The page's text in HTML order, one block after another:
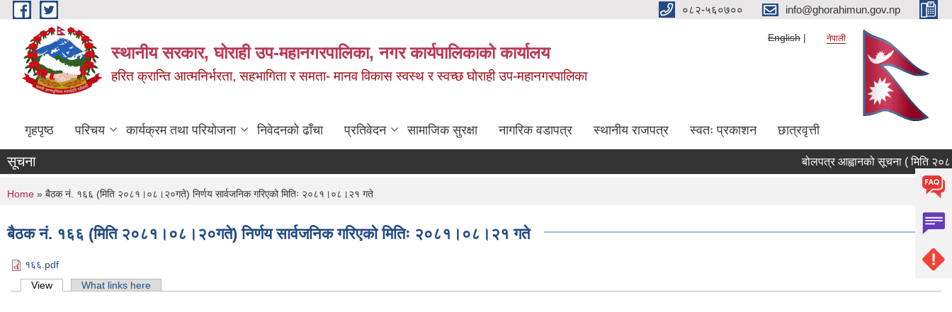
Skip to main content ०८२-५६०७०० info@ghorahimun.gov.np
स्थानीय सरकार, घोराही उप-महानगरपालिका, नगर कार्यपालिकाको कार्यालय
हरित क्रान्ति आत्मनिर्भरता, सहभागिता र समता- मानव विकास स्वस्थ र स्वच्छ घोराही उप-महानगरपालिका
English नेपाली
गृहपृष्ठ परिचय कार्यक्रम तथा परियोजना निवेदनको ढाँचा प्रतिवेदन सामाजिक सुरक्षा नागरिक वडापत्र स्थानीय राजपत्र स्वतः प्रकाशन छात्रवृत्ती
सूचना बोलपत्र आह्वानको सूचना ( मिति
You are here
Home » बैठक नं. १६६ (मिति २०८१।०८।२०गते) निर्णय सार्वजनिक गरिएको मितिः २०८१।०८।२१ गते
बैठक नं. १६६ (मिति २०८१।०८।२०गते) निर्णय सार्वजनिक गरिएको मितिः २०८१।०८।२१ गते
१६६.pdf
Primary tabs
View (active tab)What links here